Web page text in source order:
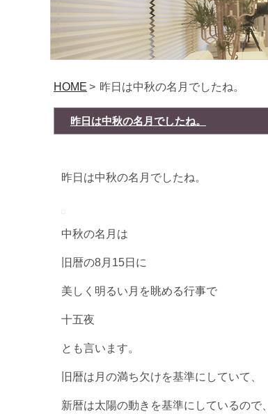
HOME > 昨日は中秋の名月でしたね。
昨日は中秋の名月でしたね。
昨日は中秋の名月でしたね。
中秋の名月は
旧暦の8月15日に
美しく明るい月を眺める行事で
十五夜
とも言います。
旧暦は月の満ち欠けを基準にしていて、
新暦は太陽の動きを基準にしているので、